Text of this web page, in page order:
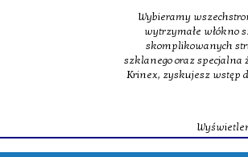
Wybieramy wszechstronność, z tego
wytrzymałe włókno szklane oraz
skomplikowanych struktur
szklanego oraz specjalna żywica
Krinex, zyskujesz wstęp do
Wyświetleń: 197 /